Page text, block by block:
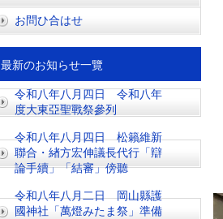
お問ひ合はせ
最新のお知らせ一覽
令和八年八月四日 令和八年
度大東亞聖戰祭參列
令和八年八月四日 松籟維新
聯合・緖方宏伸議長代行「辯
論手續」「結審」傍聽
令和八年八月二日 岡山縣護
國神社「萬燈みたま祭」準備